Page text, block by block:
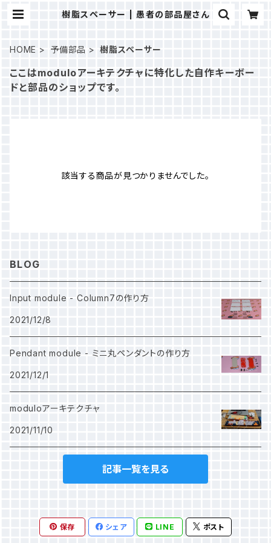
樹脂スペーサー | 愚者の部品屋さん
HOME 予備部品 樹脂スペーサー
ここはmoduloアーキテクチャに特化した自作キーボー
ドと部品のショップです。
該当する商品が見つかりませんでした。
BLOG
Input module - Column7の作り方
2021/12/8
Pendant module - ミニ丸ペンダントの作り方
2021/12/1
moduloアーキテクチャ
2021/11/10
記事一覧を見る
保存 シェア LINE ポスト